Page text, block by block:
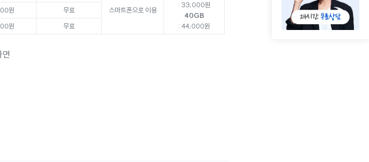
스마트폰으로 이용
: 33,000원
40GB
: 44,000원
원
무료
원 무료